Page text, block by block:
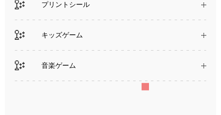
プリントシール
キッズゲーム
音楽ゲーム